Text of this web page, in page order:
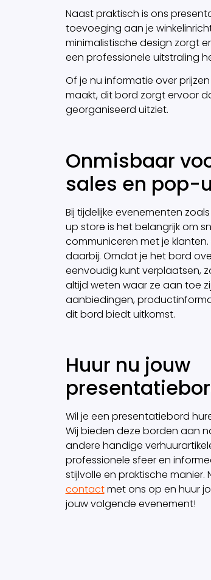
Naast praktisch is ons
toevoeging aan je
minimalistische design zorgt
een professionele uitstraling
Of je nu informatie over
maakt, dit bord zorgt ervoor
georganiseerd uitziet.
Onmisbaar
sales en pop-
Bij tijdelijke evenementen
up store is het belangrijk om
communiceren met je
daarbij. Omdat je het bord
eenvoudig kunt verplaatsen,
altijd weten waar ze aan toe
aanbiedingen,
dit bord biedt uitkomst.
Huur nu jouw
Wil je een presentatiebord
Wij bieden deze borden aan
andere handige
professionele sfeer en
stijlvolle en praktische
contactmet ons op en huur
jouw volgende evenement!